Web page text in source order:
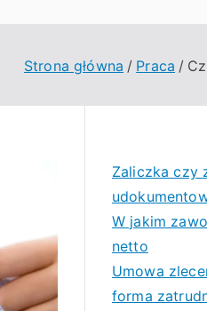
Strona główna Praca
Zaliczka czy
W jakim
netto
Umowa
forma